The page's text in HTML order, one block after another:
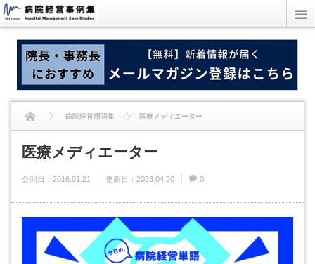
病院経営用語集 医療メディエーター
医療メディエーター
公開日： 2016.01.21 更新日： 2023.04.20 0